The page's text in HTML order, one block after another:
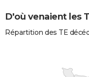
D'où venaient les
Répartition des TE